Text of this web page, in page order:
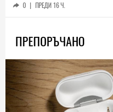
0 | ПРЕДИ 16 Ч.
ПРЕПОРЪЧАНО